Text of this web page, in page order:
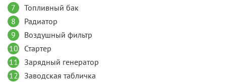
7
Топливный бак
8
Радиатор
9
Воздушный фильтр
10
Стартер
11
Зарядный генератор
12
Заводская табличка